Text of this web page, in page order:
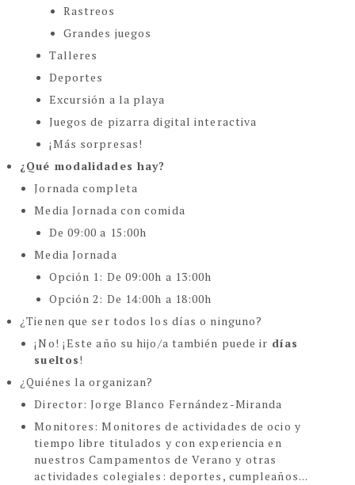
Rastreos
Grandes juegos
Talleres
Deportes
Excursión a la playa
Juegos de pizarra digital interactiva
¡Más sorpresas!
¿Qué modalidades hay?
Jornada completa
Media Jornada con comida
De 09:00 a 15:00h
Media Jornada
Opción 1: De 09:00h a 13:00h
Opción 2: De 14:00h a 18:00h
¿Tienen que ser todos los días o ninguno?
¡No! ¡Este año su hijo/a también puede ir días
sueltos!
¿Quiénes la organizan?
Director: Jorge Blanco Fernández-Miranda
Monitores: Monitores de actividades de ocio y
tiempo libre titulados y con experiencia en
nuestros Campamentos de Verano y otras
actividades colegiales: deportes, cumpleaños...